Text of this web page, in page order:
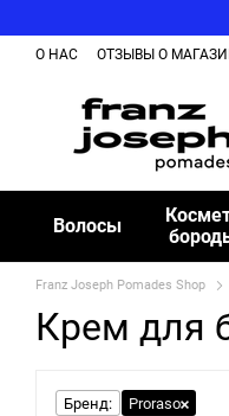
О НАС ОТЗЫВЫ О
Волосы
Franz Joseph Pomades Shop
Крем для
Бренд:
Proraso